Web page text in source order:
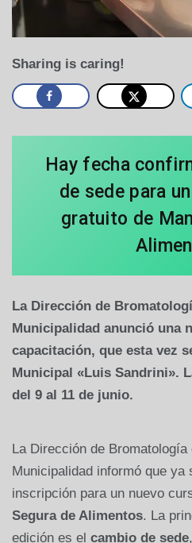
Sharing is caring!
Hay fecha
de sede para
gratuito de
La Dirección de
Municipalidad anunció una
capacitación, que esta vez
Municipal «Luis Sandrini».
del 9 al 11 de junio.
La Dirección de Bromatología
Municipalidad informó que ya
inscripción para un nuevo
Segura de Alimentos. La
edición es el cambio de sede